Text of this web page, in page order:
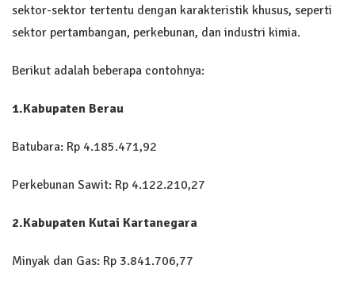
sektor-sektor tertentu dengan karakteristik khusus, seperti
sektor pertambangan, perkebunan, dan industri kimia.
Berikut adalah beberapa contohnya:
1.Kabupaten Berau
Batubara: Rp 4.185.471,92
Perkebunan Sawit: Rp 4.122.210,27
2.Kabupaten Kutai Kartanegara
Minyak dan Gas: Rp 3.841.706,77